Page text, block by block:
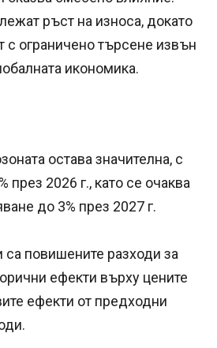
ръст на износа, докато
с ограничено търсене извън
икономика.
остава значителна, с
през 2026 г., като се очаква
до 3% през 2027 г.
са повишените разходи за
ефекти върху цените
ефекти от предходни